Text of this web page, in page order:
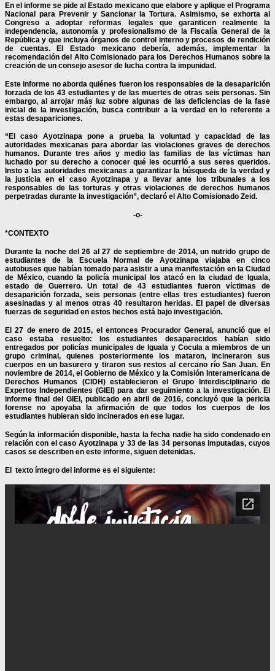
En el informe se pide al Estado mexicano que elabore y aplique el Programa
Nacional para Prevenir y Sancionar la Tortura. Asimismo, se exhorta al
Congreso a adoptar reformas legales que garanticen realmente la
independencia, autonomía y profesionalismo de la Fiscalía General de la
República y que incluya órganos de control interno y procesos de rendición
de cuentas. El Estado mexicano debería, además, implementar la
recomendación del Alto Comisionado para los Derechos Humanos sobre la
creación de un consejo asesor de lucha contra la impunidad.
Este informe no aborda quiénes fueron los responsables de la desaparición
forzada de los 43 estudiantes y de las muertes de otras seis personas. Sin
embargo, al arrojar más luz sobre algunas de las deficiencias de la fase
inicial de la investigación, busca contribuir a la verdad en lo referente a
estas desapariciones.
“El caso Ayotzinapa pone a prueba la voluntad y capacidad de las
autoridades mexicanas para abordar las violaciones graves de derechos
humanos. Durante tres años y medio las familias de las víctimas han
luchado por su derecho a conocer qué les ocurrió a sus seres queridos.
Insto a las autoridades mexicanas a garantizar la búsqueda de la verdad y
la justicia en el caso Ayotzinapa y a llevar ante los tribunales a los
responsables de las torturas y otras violaciones de derechos humanos
perpetradas durante la investigación”, declaró el Alto Comisionado Zeid.
-o-
*CONTEXTO
Durante la noche del 26 al 27 de septiembre de 2014, un nutrido grupo de
estudiantes de la Escuela Normal de Ayotzinapa viajaba en cinco
autobuses que habían tomado para asistir a una manifestación en la Ciudad
de México, cuando la policía municipal los atacó en la ciudad de Iguala,
estado de Guerrero. Un total de 43 estudiantes fueron víctimas de
desaparición forzada, seis personas (entre ellas tres estudiantes) fueron
asesinadas y al menos otras 40 resultaron heridas. El papel de diversas
fuerzas de seguridad en estos hechos está bajo investigación.
El 27 de enero de 2015, el entonces Procurador General, anunció que el
caso estaba resuelto: los estudiantes desaparecidos habían sido
entregados por policías municipales de Iguala y Cocula a miembros de un
grupo criminal, quienes posteriormente los mataron, incineraron sus
cuerpos en un basurero y tiraron sus restos al cercano río San Juan. En
noviembre de 2014, el Gobierno de México y la Comisión Interamericana de
Derechos Humanos (CIDH) establecieron el Grupo Interdisciplinario de
Expertos Independientes (GIEI) para dar seguimiento a la investigación. El
informe final del GIEI, publicado en abril de 2016, concluyó que la pericia
forense no apoyaba la afirmación de que todos los cuerpos de los
estudiantes hubieran sido incinerados en ese lugar.
Según la información disponible, hasta la fecha nadie ha sido condenado en
relación con el caso Ayotzinapa y 33 de las 34 personas imputadas, cuyos
casos se describen en este informe, siguen detenidas.
El texto íntegro del informe es el siguiente: